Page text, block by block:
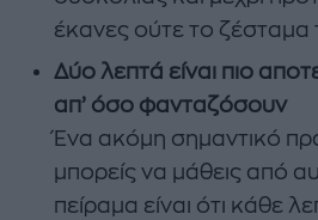
έκανες ούτε το ζέσταμα
Δύο λεπτά είναι πιο
απ’ όσο φανταζόσουν
Ένα ακόμη σημαντικό
μπορείς να μάθεις από
πείραμα είναι ότι κάθε